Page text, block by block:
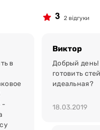
в мережі
сировину від
Тварини отримують
догляд, що
характеристики м`яса;
відгодівлі не
росту, ГМО або
декілька етапів
найвищим стандартам
3 2 відгуки
в
-
Виктор
Добрый
готовить
идеальная?
18.03.2019